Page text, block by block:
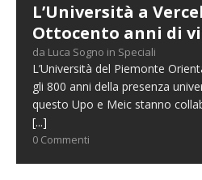
L’Università a
Ottocento anni di
da Luca Sogno in Speciali
L’Università del Piemonte
gli 800 anni della presenza
questo Upo e Meic stanno
[...]
0 Commenti